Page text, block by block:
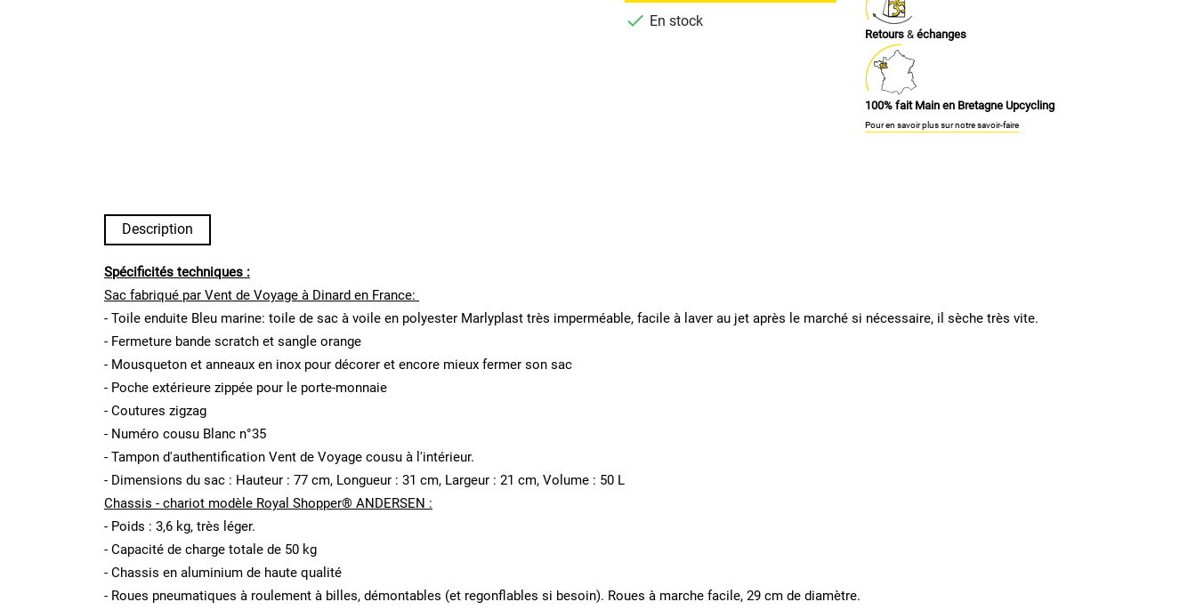
 En stock
Retours & échanges
100% fait Main en Bretagne Upcycling
Pour en savoir plus sur notre savoir-faire
Description
Spécificités techniques :
Sac fabriqué par Vent de Voyage à Dinard en France:
- Toile enduite Bleu marine: toile de sac à voile en polyester Marlyplast très imperméable, facile à laver au jet après le marché si nécessaire, il sèche très vite.
- Fermeture bande scratch et sangle orange
- Mousqueton et anneaux en inox pour décorer et encore mieux fermer son sac
- Poche extérieure zippée pour le porte-monnaie
- Coutures zigzag
- Numéro cousu Blanc n°35
- Tampon d'authentification Vent de Voyage cousu à l'intérieur.
- Dimensions du sac : Hauteur : 77 cm, Longueur : 31 cm, Largeur : 21 cm, Volume : 50 L
Chassis - chariot modèle Royal Shopper® ANDERSEN :
- Poids : 3,6 kg, très léger.
- Capacité de charge totale de 50 kg
- Chassis en aluminium de haute qualité
- Roues pneumatiques à roulement à billes, démontables (et regonflables si besoin). Roues à marche facile, 29 cm de diamètre.